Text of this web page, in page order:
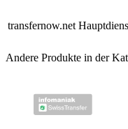
transfernow.net
Andere Produkte in der